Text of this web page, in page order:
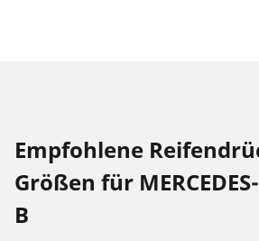
Empfohlene
Größen für
B